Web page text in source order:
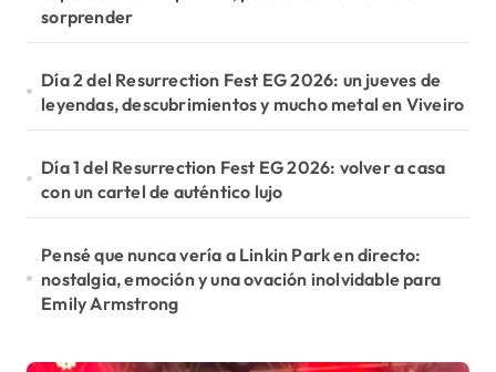
sorprender
Día 2 del Resurrection Fest EG 2026: un jueves de
leyendas, descubrimientos y mucho metal en Viveiro
Día 1 del Resurrection Fest EG 2026: volver a casa
con un cartel de auténtico lujo
Pensé que nunca vería a Linkin Park en directo:
nostalgia, emoción y una ovación inolvidable para
Emily Armstrong